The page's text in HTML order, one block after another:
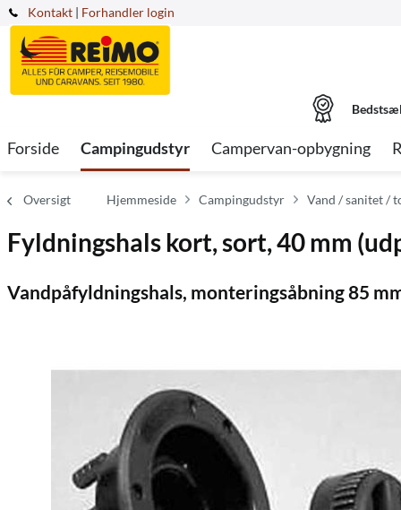
Kontakt | Forhandler login
Forside Campingudstyr Campervan-opbygning
Oversigt Hjemmeside Campingudstyr Vand / sanitet /
Fyldningshals kort, sort, 40 mm
Vandpåfyldningshals, monteringsåbning 85